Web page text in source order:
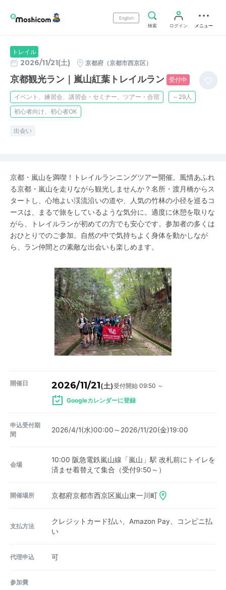
English
検索
ログイン メニュー
トレイル
2026/11/21(土) 京都府（京都市西京区）
京都観光ラン｜嵐山紅葉トレイルラン 受付中
イベント、練習会、講習会・セミナー、ツアー・合宿
～29人
初心者向け、初心者OK
出会い
京都・嵐山を満喫！トレイルランニングツアー開催。風情あふれ
る京都・嵐山を走りながら観光しませんか？名所・渡月橋からス
タートし、心地よい渓流沿いの道や、人気の竹林の小径を巡るコ
ースは、まるで旅をしているような気分に。適度に休憩を取りな
がら、トレイルランが初めての方でも安心です。参加者の多くは
おひとりでのご参加。自然の中で気持ちよく身体を動かしなが
ら、ラン仲間との素敵な出会いも楽しめます。
開催日 2026/11/21(土)受付開始 09:50 ～
Googleカレンダーに登録
申込受付期
間
2026/4/1(水)00:00～2026/11/20(金)19:00
会場
10:00 阪急電鉄嵐山線「嵐山」駅 改札前にトイレを
済ませ着替えて集合（受付9:50～）
開催場所 京都府京都市西京区嵐山東一川町
支払方法
クレジットカード払い、Amazon Pay、コンビニ払
い
代理申込 可
参加費